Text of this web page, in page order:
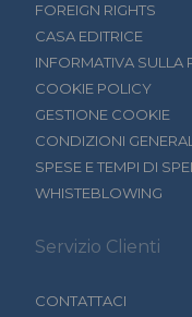
FOREIGN RIGHTS
CASA EDITRICE
INFORMATIVA SULLA
COOKIE POLICY
GESTIONE COOKIE
CONDIZIONI
SPESE E TEMPI DI
WHISTEBLOWING
Servizio Clienti
CONTATTACI